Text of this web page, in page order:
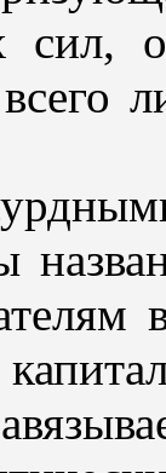
сил,